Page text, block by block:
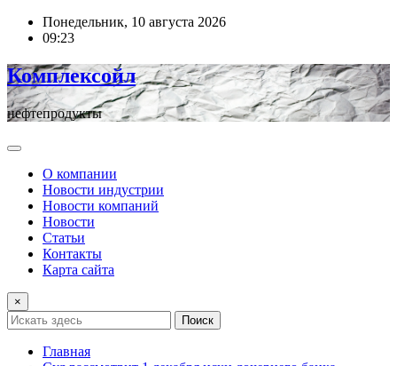
ПерейтиПонедельник, 10 августа 2026
09:23
Комплексойл
нефтепродукты
О компании
Новости индустрии
Новости компаний
Новости
Статьи
Контакты
Карта сайта
×
Поиск
Главная